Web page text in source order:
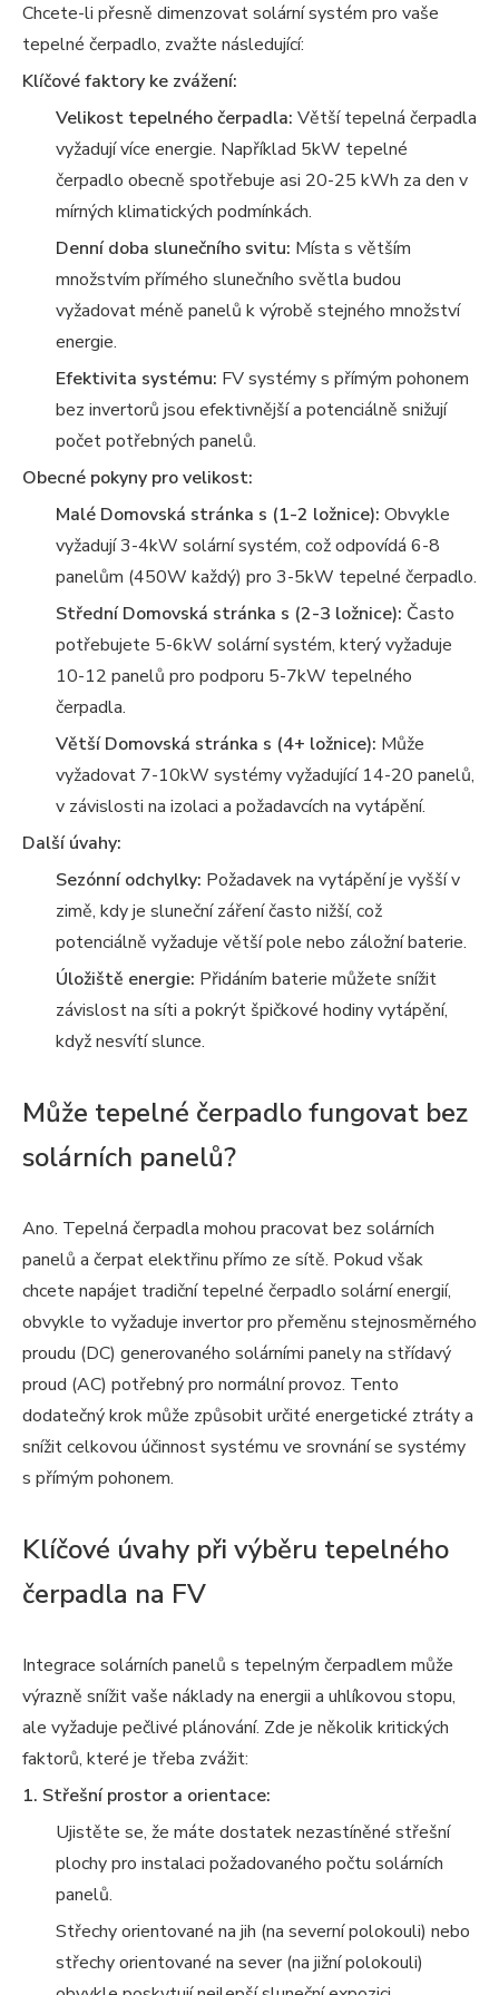
Chcete-li přesně dimenzovat solární systém pro vaše
tepelné čerpadlo, zvažte následující:
Klíčové faktory ke zvážení:
Velikost tepelného čerpadla: Větší tepelná čerpadla
vyžadují více energie. Například 5kW tepelné
čerpadlo obecně spotřebuje asi 20-25 kWh za den v
mírných klimatických podmínkách.
Denní doba slunečního svitu: Místa s větším
množstvím přímého slunečního světla budou
vyžadovat méně panelů k výrobě stejného množství
energie.
Efektivita systému: FV systémy s přímým pohonem
bez invertorů jsou efektivnější a potenciálně snižují
počet potřebných panelů.
Obecné pokyny pro velikost:
Malé Domovská stránka s (1-2 ložnice): Obvykle
vyžadují 3-4kW solární systém, což odpovídá 6-8
panelům (450W každý) pro 3-5kW tepelné čerpadlo.
Střední Domovská stránka s (2-3 ložnice): Často
potřebujete 5-6kW solární systém, který vyžaduje
10-12 panelů pro podporu 5-7kW tepelného
čerpadla.
Větší Domovská stránka s (4+ ložnice): Může
vyžadovat 7-10kW systémy vyžadující 14-20 panelů,
v závislosti na izolaci a požadavcích na vytápění.
Další úvahy:
Sezónní odchylky: Požadavek na vytápění je vyšší v
zimě, kdy je sluneční záření často nižší, což
potenciálně vyžaduje větší pole nebo záložní baterie.
Úložiště energie: Přidáním baterie můžete snížit
závislost na síti a pokrýt špičkové hodiny vytápění,
když nesvítí slunce.
Může tepelné čerpadlo fungovat bez
solárních panelů?
Ano. Tepelná čerpadla mohou pracovat bez solárních
panelů a čerpat elektřinu přímo ze sítě. Pokud však
chcete napájet tradiční tepelné čerpadlo solární energií,
obvykle to vyžaduje invertor pro přeměnu stejnosměrného
proudu (DC) generovaného solárními panely na střídavý
proud (AC) potřebný pro normální provoz. Tento
dodatečný krok může způsobit určité energetické ztráty a
snížit celkovou účinnost systému ve srovnání se systémy
s přímým pohonem.
Klíčové úvahy při výběru tepelného
čerpadla na FV
Integrace solárních panelů s tepelným čerpadlem může
výrazně snížit vaše náklady na energii a uhlíkovou stopu,
ale vyžaduje pečlivé plánování. Zde je několik kritických
faktorů, které je třeba zvážit:
1. Střešní prostor a orientace:
Ujistěte se, že máte dostatek nezastíněné střešní
plochy pro instalaci požadovaného počtu solárních
panelů.
Střechy orientované na jih (na severní polokouli) nebo
střechy orientované na sever (na jižní polokouli)